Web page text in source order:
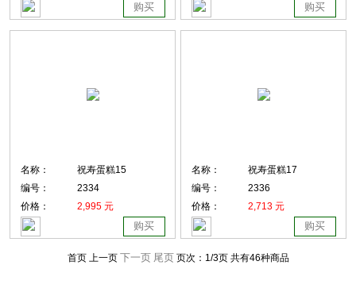
购买 购买
名称：
祝寿蛋糕15
编号：
2334
价格：
2,995 元
购买
名称：
祝寿蛋糕17
编号：
2336
价格：
2,713 元
购买
首页 上一页 下一页 尾页 页次： 1/3页 共有46种商品